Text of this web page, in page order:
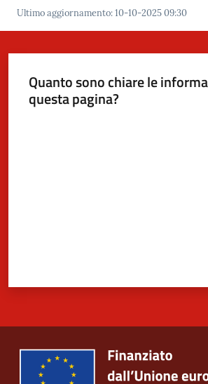
Vivere
Casalfiumanese
Ultimo aggiornamento:10-10-2025 09:30
Quanto sono chiare le
questa pagina?